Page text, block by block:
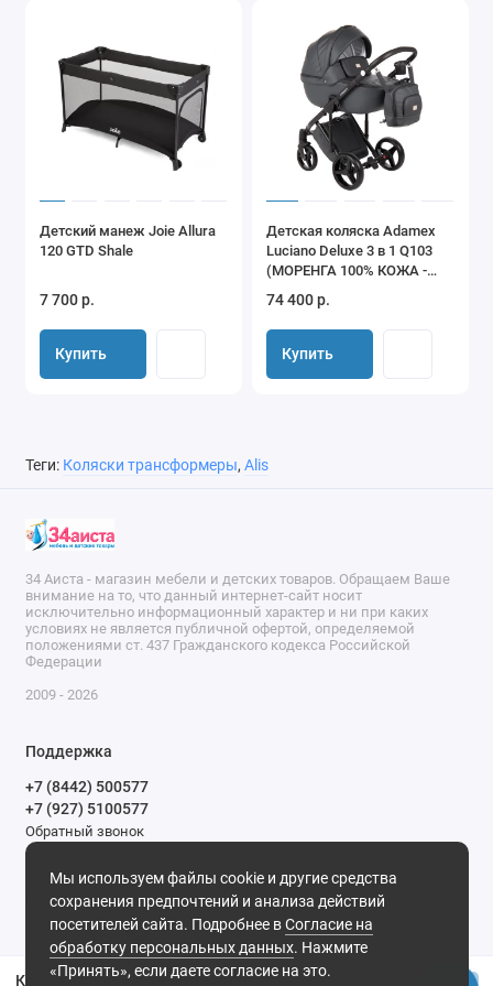
Коляска прогул. AMELIA I (Alis) (Am 10 (красный+бежевый))
Детский манеж Joie Allura
120 GTD Shale
7 700 р.
Купить
Детская коляска Adamex
Luciano Deluxe 3 в 1 Q103
(МОРЕНГА 100% КОЖА -
ЧЕРН. РАМА)
74 400 р.
Купить
Теги: Коляски трансформеры, Alis
Мы используем файлы cookie и другие средства
сохранения предпочтений и анализа действий
посетителей сайта. Подробнее вСогласие на
обработку персональных данных. Нажмите
«Принять», если даете согласие на это.
34 Аиста - магазин мебели и детских товаров. Обращаем Ваше
внимание на то, что данный интернет-сайт носит
исключительно информационный характер и ни при каких
условиях не является публичной офертой, определяемой
положениями ст. 437 Гражданского кодекса Российской
Федерации
2009 - 2026
Поддержка
+7 (8442) 500577
+7 (927) 5100577
Обратный звонок
Мы в сети